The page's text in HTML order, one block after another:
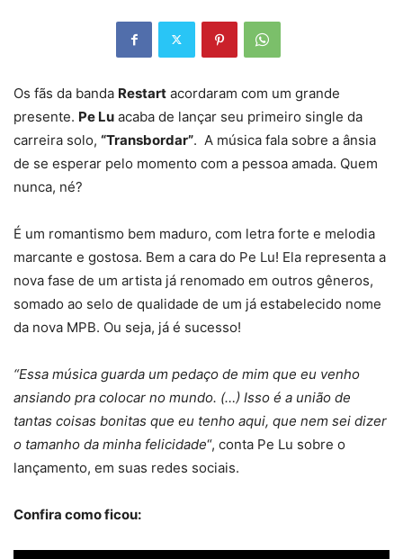
Os fãs da banda Restart acordaram com um grande
presente. Pe Lu acaba de lançar seu primeiro single da
carreira solo, “Transbordar”. A música fala sobre a ânsia
de se esperar pelo momento com a pessoa amada. Quem
nunca, né?
É um romantismo bem maduro, com letra forte e melodia
marcante e gostosa. Bem a cara do Pe Lu! Ela representa a
nova fase de um artista já renomado em outros gêneros,
somado ao selo de qualidade de um já estabelecido nome
da nova MPB. Ou seja, já é sucesso!
“Essa música guarda um pedaço de mim que eu venho
ansiando pra colocar no mundo. (…) Isso é a união de
tantas coisas bonitas que eu tenho aqui, que nem sei dizer
o tamanho da minha felicidade“, conta Pe Lu sobre o
lançamento, em suas redes sociais.
Confira como ficou: